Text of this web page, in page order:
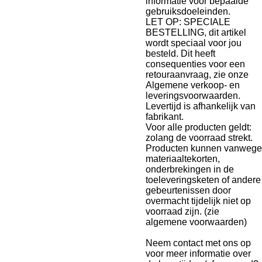
gebruiksdoeleinden.
LET OP: SPECIALE
BESTELLING, dit artikel
wordt speciaal voor jou
besteld. Dit heeft
consequenties voor een
retouraanvraag, zie onze
Algemene verkoop- en
leveringsvoorwaarden.
Levertijd is afhankelijk van
fabrikant.
Voor alle producten geldt:
zolang de voorraad strekt.
Producten kunnen vanwege
materiaaltekorten,
onderbrekingen in de
toeleveringsketen of andere
gebeurtenissen door
overmacht tijdelijk niet op
voorraad zijn. (zie
algemene voorwaarden)
Neem contact met ons op
voor meer informatie over